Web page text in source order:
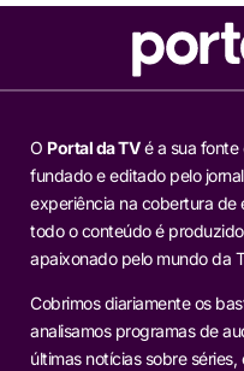
O Portal da TVé a sua fonte
fundado e editado pelo
experiência na cobertura de
todo o conteúdo é
apaixonado pelo mundo da
Cobrimos diariamente os
analisamos programas de
últimas notícias sobre